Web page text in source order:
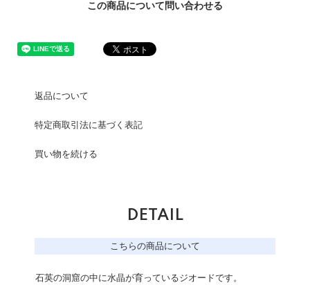
この商品について問い合わせる
返品について
特定商取引法に基づく表記
買い物を続ける
DETAIL
こちらの商品について
石英の洞窟の中に水晶が育っているジオードです。